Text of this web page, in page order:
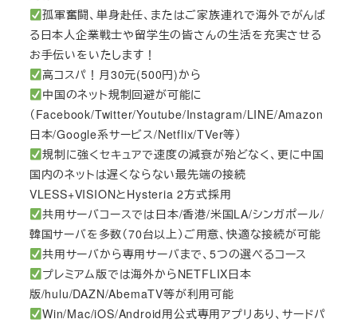
孤軍奮闘、単身赴任、またはご家族連れで海外でがんば
る日本人企業戦士や留学生の皆さんの生活を充実させる
お手伝いをいたします！
高コスパ！月30元(500円)から
中国のネット規制回避が可能に
（Facebook/Twitter/Youtube/Instagram/LINE/Amazon
日本/Google系サービス/Netflix/TVer等）
規制に強くセキュアで速度の減衰が殆どなく、更に中国
国内のネットは遅くならない最先端の接続
VLESS+VISIONとHysteria 2方式採用
共用サーバコースでは日本/香港/米国LA/シンガポール/
韓国サーバを多数（70台以上）ご用意、快適な接続が可能
共用サーバから専用サーバまで、5つの選べるコース
プレミアム版では海外からNETFLIX日本
版/hulu/DAZN/AbemaTV等が利用可能
Win/Mac/iOS/Android用公式専用アプリあり、サードパ